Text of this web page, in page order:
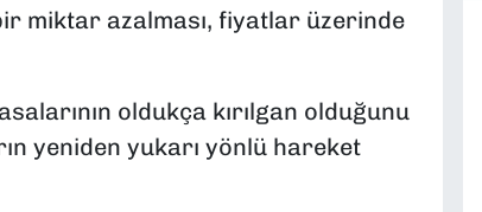
miktar azalması, fiyatlar üzerinde
oldukça kırılgan olduğunu
yeniden yukarı yönlü hareket